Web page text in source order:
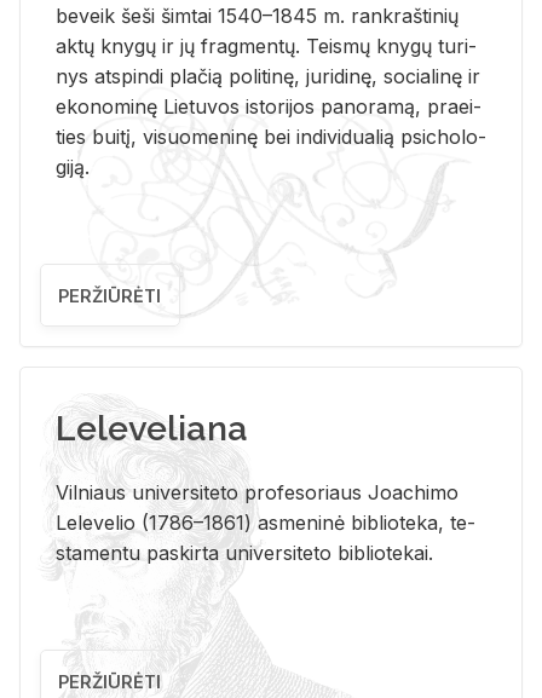
be­veik šeši šim­tai 1540–1845 m. rank­raš­ti­nių
aktų kny­gų ir jų frag­men­tų. Teis­mų kny­gų tu­ri­
nys at­spin­di pla­čią po­li­ti­nę, ju­ri­di­nę, so­cia­li­nę ir
eko­no­mi­nę Lie­tu­vos is­to­ri­jos pa­no­ra­mą, pra­ei­
ties bui­tį, vi­suo­me­ni­nę bei in­di­vi­dua­lią psi­cho­lo­
gi­ją.
PERŽIŪRĖTI
Leleveliana
Vil­niaus uni­ver­si­te­to pro­fe­so­riaus Jo­a­chi­mo
Le­le­ve­lio (1786–1861) as­me­ni­nė bi­b­lio­te­ka, te­
sta­men­tu pa­skir­ta uni­ver­si­te­to bi­b­lio­te­kai.
PERŽIŪRĖTI